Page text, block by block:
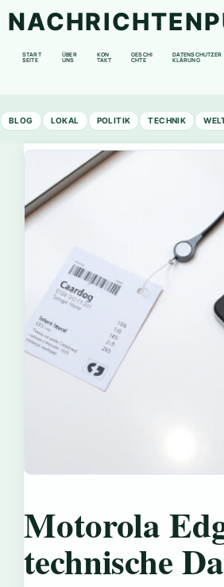
START
SEITE
ÜBER
UNS
KON
TAKT
GESCHI
CHTE
DATENSCHUTZER
KLÄRUNG
BLOG LOKAL POLITIK TECHNIK
Motorola
technische